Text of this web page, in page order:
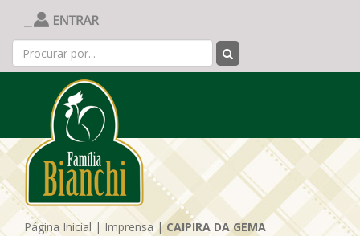
Página Inicial | Imprensa|CAIPIRA DA GEMA